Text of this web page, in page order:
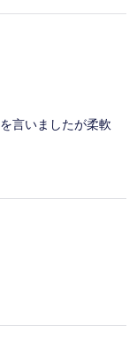
言いましたが柔軟